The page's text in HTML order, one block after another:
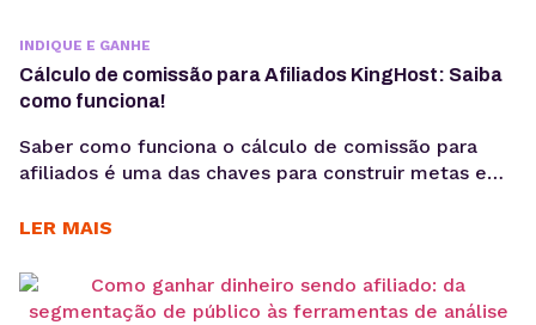
INDIQUE E GANHE
Cálculo de comissão para Afiliados KingHost: Saiba
como funciona!
Saber como funciona o cálculo de comissão para
afiliados é uma das chaves para construir metas e
você vai aprender a calcular seus ganhos de forma
no Programa de Afiliados da KingHost. Lembra que
as comissões podem chegar a...
LER MAIS